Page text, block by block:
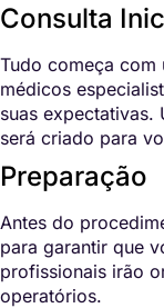
Consulta
Tudo começa com
médicos
suas expectativas.
será criado para
Preparação
Antes do
para garantir que
profissionais irão
operatórios.